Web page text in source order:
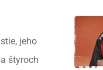
jeho
štyroch